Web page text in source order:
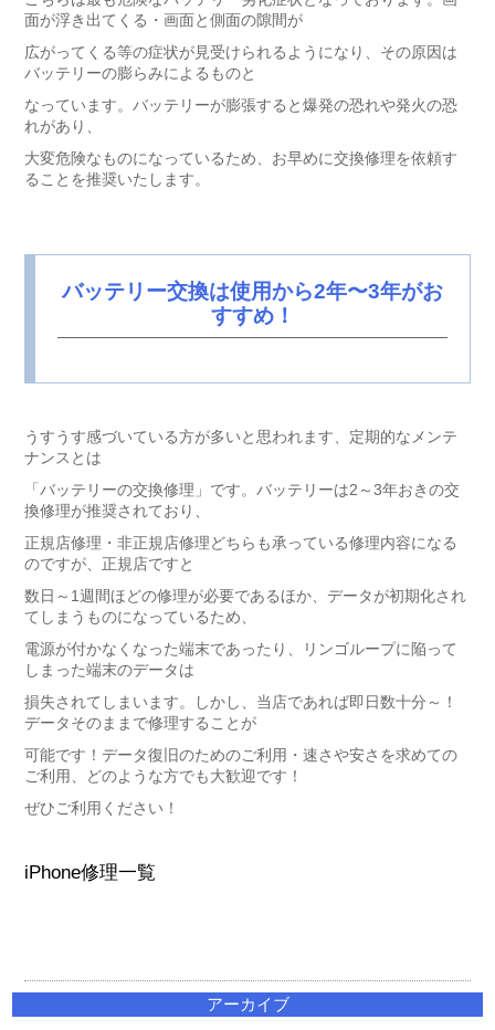
面が浮き出てくる・画面と側面の隙間が
広がってくる等の症状が見受けられるようになり、その原因は
バッテリーの膨らみによるものと
なっています。バッテリーが膨張すると爆発の恐れや発火の恐
れがあり、
大変危険なものになっているため、お早めに交換修理を依頼す
ることを推奨いたします。
バッテリー交換は使用から2年〜3年がお
すすめ！
うすうす感づいている方が多いと思われます、定期的なメンテ
ナンスとは
「バッテリーの交換修理」 です。バッテリーは2～3年おきの交
換修理が推奨されており、
正規店修理・非正規店修理どちらも承っている修理内容になる
のですが、正規店ですと
数日～1週間ほどの修理が必要であるほか、データが初期化され
てしまうものになっているため、
電源が付かなくなった端末であったり、リンゴループに陥って
しまった端末のデータは
損失されてしまいます。しかし、当店であれば即日数十分～！
データそのままで修理することが
可能です！データ復旧のためのご利用・速さや安さを求めての
ご利用、どのような方でも大歓迎です！
ぜひご利用ください！
iPhone修理一覧
アーカイブ